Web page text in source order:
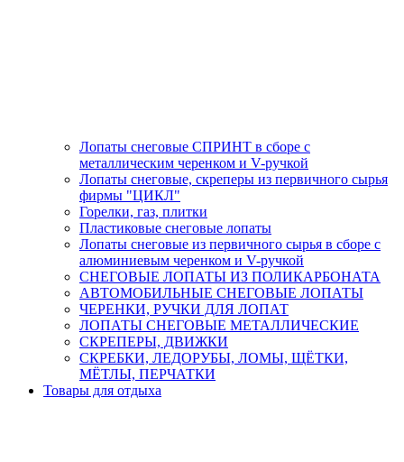
Лопаты снеговые СПРИНТ в сборе с
металлическим черенком и V-ручкой
Лопаты снеговые, скреперы из первичного сырья
фирмы "ЦИКЛ"
Горелки, газ, плитки
Пластиковые снеговые лопаты
Лопаты снеговые из первичного сырья в сборе с
алюминиевым черенком и V-ручкой
СНЕГОВЫЕ ЛОПАТЫ ИЗ ПОЛИКАРБОНАТА
АВТОМОБИЛЬНЫЕ СНЕГОВЫЕ ЛОПАТЫ
ЧЕРЕНКИ, РУЧКИ ДЛЯ ЛОПАТ
ЛОПАТЫ СНЕГОВЫЕ МЕТАЛЛИЧЕСКИЕ
СКРЕПЕРЫ, ДВИЖКИ
СКРЕБКИ, ЛЕДОРУБЫ, ЛОМЫ, ЩЁТКИ,
МЁТЛЫ, ПЕРЧАТКИ
Товары для отдыха